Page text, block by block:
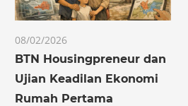
08/02/2026
BTN Housingpreneur dan
Ujian Keadilan Ekonomi
Rumah Pertama